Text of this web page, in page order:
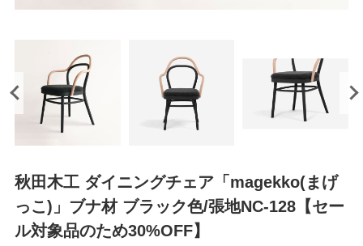
秋田木工 ダイニングチェア「magekko(まげ
っこ)」ブナ材 ブラック色/張地NC-128【セー
ル対象品のため30%OFF】